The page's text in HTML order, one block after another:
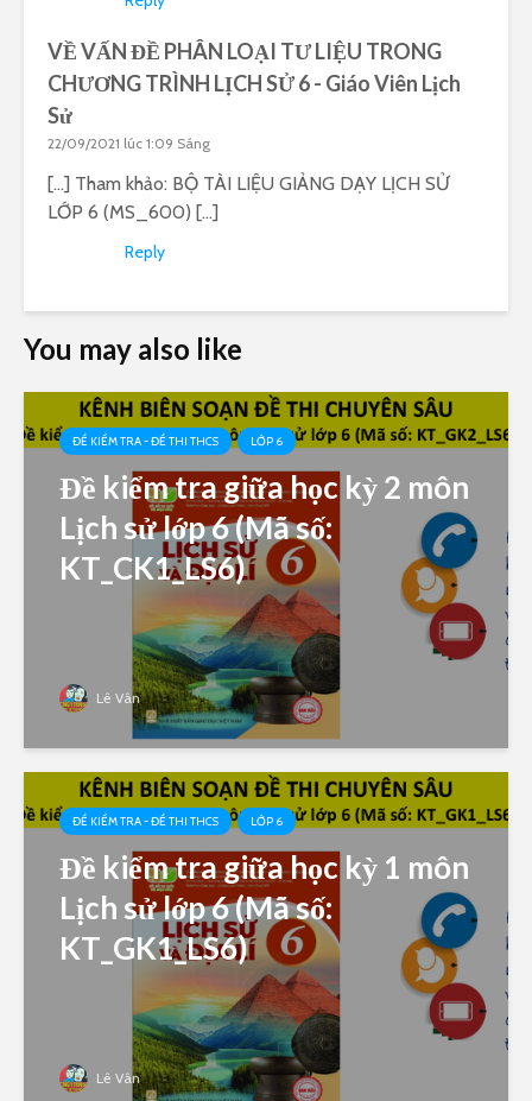
VỀ VẤN ĐỀ PHÂN LOẠI TƯ LIỆU TRONG
CHƯƠNG TRÌNH LỊCH SỬ 6 - Giáo Viên Lịch
Sử
22/09/2021 lúc 1:09 Sáng
[…] Tham khảo: BỘ TÀI LIỆU GIẢNG DẠY LỊCH SỬ
LỚP 6 (MS_600) […]
Reply
You may also like
ĐỀ KIỂM TRA - ĐỀ THI THCS LỚP 6
Đề kiểm tra giữa học kỳ 2 môn
Lịch sử lớp 6 (Mã số:
KT_CK1_LS6)
Lê Vân
ĐỀ KIỂM TRA - ĐỀ THI THCS LỚP 6
Đề kiểm tra giữa học kỳ 1 môn
Lịch sử lớp 6 (Mã số:
KT_GK1_LS6)
Lê Vân